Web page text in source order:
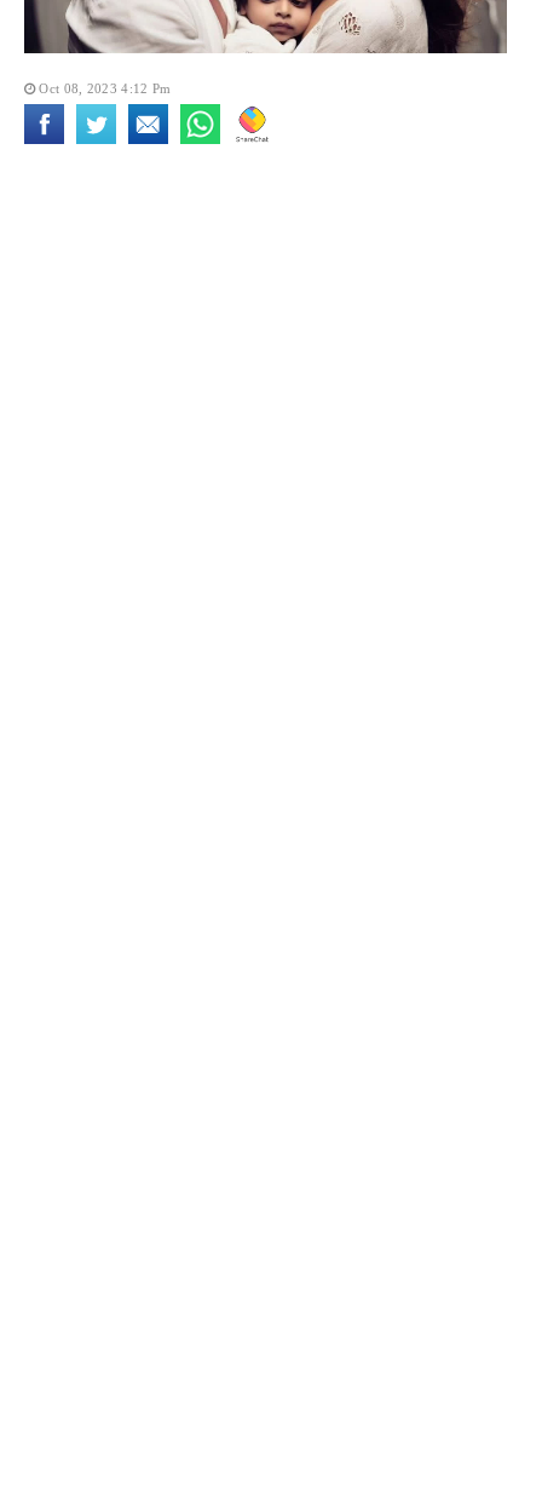
Oct 08, 2023 4:12 Pm